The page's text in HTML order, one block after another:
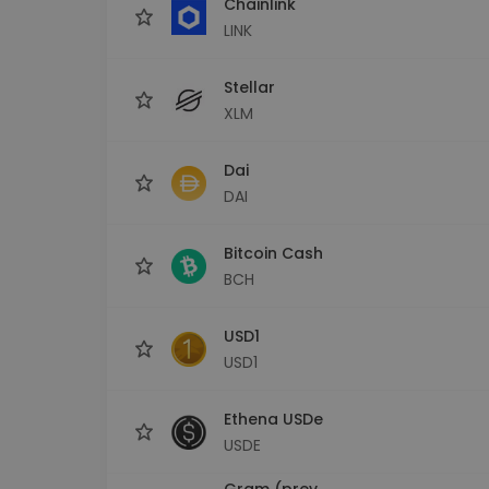
LINK
Stellar
XLM
Dai
DAI
Bitcoin Cash
BCH
USD1
USD1
Ethena USDe
USDE